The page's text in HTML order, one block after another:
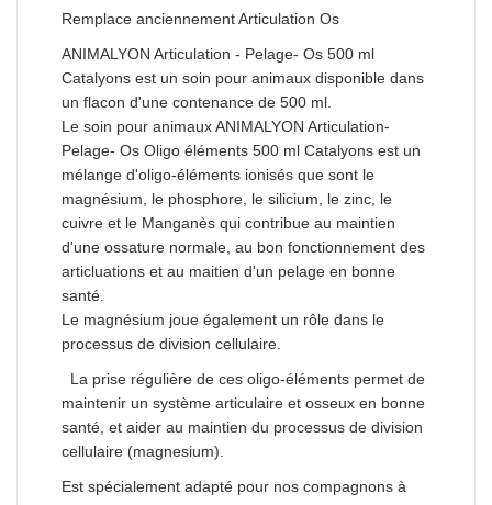
Remplace anciennement Articulation Os
ANIMALYON Articulation - Pelage- Os 500 ml
Catalyons est un soin pour animaux disponible dans
un flacon d'une contenance de 500 ml.
Le soin pour animaux ANIMALYON Articulation-
Pelage- Os Oligo éléments 500 ml Catalyons est un
mélange d'oligo-éléments ionisés que sont le
magnésium, le phosphore, le silicium, le zinc, le
cuivre et le Manganès qui contribue au maintien
d'une ossature normale, au bon fonctionnement des
articluations et au maitien d'un pelage en bonne
santé.
Le magnésium joue également un rôle dans le
processus de division cellulaire.
La prise régulière de ces oligo-éléments permet de
maintenir un système articulaire et osseux en bonne
santé, et aider au maintien du processus de division
cellulaire (magnesium).
Est spécialement adapté pour nos compagnons à